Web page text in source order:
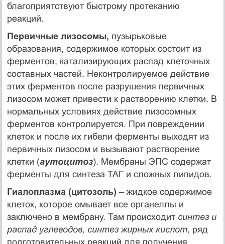
благоприятствуют быстрому протеканию
реакций.
Первичные лизосомы, пузырьковые
образования, содержимое которых состоит из
ферментов, катализирующих распад клеточных
составных частей. Неконтролируемое действие
этих ферментов после разрушения первичных
лизосом может привести к растворению клетки. В
нормальных условиях действие лизосомных
ферментов контролируется. При повреждении
клеток и после их гибели ферменты выходят из
первичных лизосом и вызывают растворение
клетки (аутоцитоз). Мембраны ЭПС содержат
ферменты для синтеза ТАГ и сложных липидов.
Гиалоплазма (цитозоль) – жидкое содержимое
клеток, которое омывает все органеллы и
заключено в мембрану. Там происходит синтез и
распад углеводов, синтез жирных кислот, ряд
подготовительных реакций для получения